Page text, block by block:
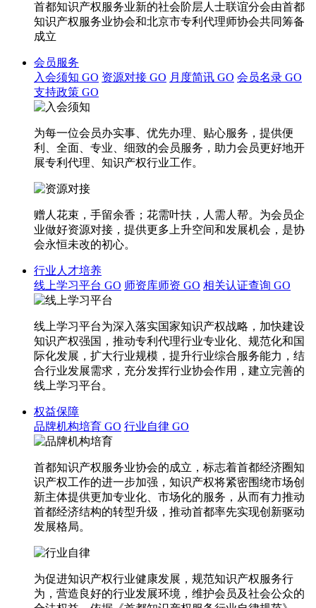
首都知识产权服务业新的社会阶层人士联谊分会由首都
知识产权服务业协会和北京市专利代理师协会共同筹备
成立
会员服务
入会须知 GO 资源对接 GO 月度简讯 GO 会员名录 GO
支持政策 GO
为每一位会员办实事、优先办理、贴心服务，提供便
利、全面、专业、细致的会员服务，助力会员更好地开
展专利代理、知识产权行业工作。
赠人花束，手留余香；花需叶扶，人需人帮。为会员企
业做好资源对接，提供更多上升空间和发展机会，是协
会永恒未改的初心。
行业人才培养
线上学习平台 GO 师资库师资 GO 相关认证查询 GO
线上学习平台为深入落实国家知识产权战略，加快建设
知识产权强国，推动专利代理行业专业化、规范化和国
际化发展，扩大行业规模，提升行业综合服务能力，结
合行业发展需求，充分发挥行业协会作用，建立完善的
线上学习平台。
权益保障
品牌机构培育 GO 行业自律 GO
首都知识产权服务业协会的成立，标志着首都经济圈知
识产权工作的进一步加强，知识产权将紧密围绕市场创
新主体提供更加专业化、市场化的服务，从而有力推动
首都经济结构的转型升级，推动首都率先实现创新驱动
发展格局。
为促进知识产权行业健康发展，规范知识产权服务行
为，营造良好的行业发展环境，维护会员及社会公众的